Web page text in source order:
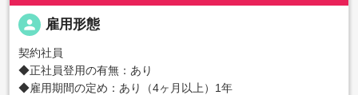
person 雇用形態
契約社員
◆正社員登用の有無：あり
◆雇用期間の定め：あり（4ヶ月以上）1年